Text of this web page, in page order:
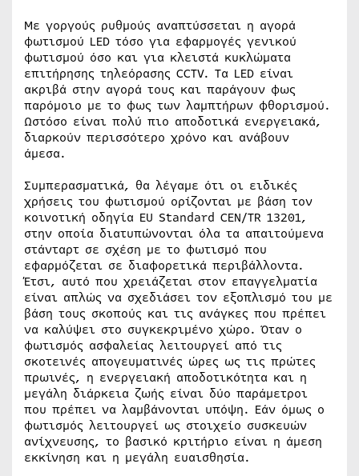
Με γοργούς ρυθμούς αναπτύσσεται η αγορά
φωτισμού LED τόσο για εφαρμογές γενικού
φωτισμού όσο και για κλειστά κυκλώματα
επιτήρησης τηλεόρασης CCTV. Τα LED είναι
ακριβά στην αγορά τους και παράγουν φως
παρόμοιο με το φως των λαμπτήρων φθορισμού.
Ωστόσο είναι πολύ πιο αποδοτικά ενεργειακά,
διαρκούν περισσότερο χρόνο και ανάβουν
άμεσα.
Συμπερασματικά, θα λέγαμε ότι οι ειδικές
χρήσεις του φωτισμού ορίζονται με βάση τον
κοινοτική οδηγία ΕU Standard CEN/TR 13201,
στην οποία διατυπώνονται όλα τα απαιτούμενα
στάνταρτ σε σχέση με το φωτισμό που
εφαρμόζεται σε διαφορετικά περιβάλλοντα.
Έτσι, αυτό που χρειάζεται στον επαγγελματία
είναι απλώς να σχεδιάσει τον εξοπλισμό του με
βάση τους σκοπούς και τις ανάγκες που πρέπει
να καλύψει στο συγκεκριμένο χώρο. Όταν ο
φωτισμός ασφαλείας λειτουργεί από τις
σκοτεινές απογευματινές ώρες ως τις πρώτες
πρωινές, η ενεργειακή αποδοτικότητα και η
μεγάλη διάρκεια ζωής είναι δύο παράμετροι
που πρέπει να λαμβάνονται υπόψη. Εάν όμως ο
φωτισμός λειτουργεί ως στοιχείο συσκευών
ανίχνευσης, το βασικό κριτήριο είναι η άμεση
εκκίνηση και η μεγάλη ευαισθησία.